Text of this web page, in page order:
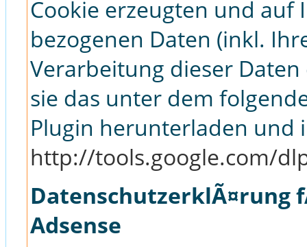
Cookie erzeugten und auf
bezogenen Daten (inkl.
Verarbeitung dieser
sie das unter dem
Plugin herunterladen und
http://tools.google.com/
DatenschutzerklÃ¤rung
Adsense